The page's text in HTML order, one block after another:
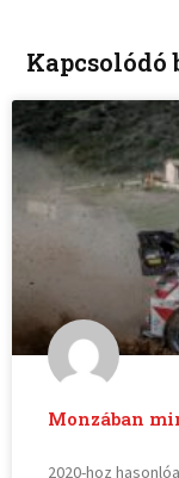
Kapcsolódó
Monzában
2020-hoz